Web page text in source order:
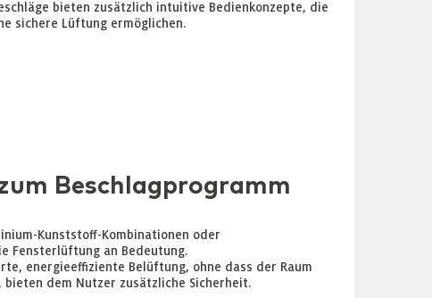
bieten zusätzlich intuitive Bedienkonzepte, die
sichere Lüftung ermöglichen.
Beschlagprogramm
Kunststoff-Kombinationen oder
Fensterlüftung an Bedeutung.
energieeffiziente Belüftung, ohne dass der Raum
dem Nutzer zusätzliche Sicherheit.